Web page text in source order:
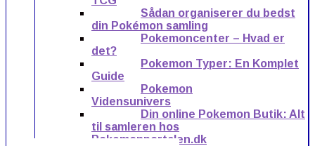
Sådan organiserer du bedst
din Pokémon samling
Pokemoncenter – Hvad er
det?
Pokemon Typer: En Komplet
Guide
Pokemon
Vidensunivers
Din online Pokemon Butik: Alt
til samleren hos
Pokemonportalen.dk